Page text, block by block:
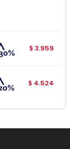
$ 3.959
$ 4.524